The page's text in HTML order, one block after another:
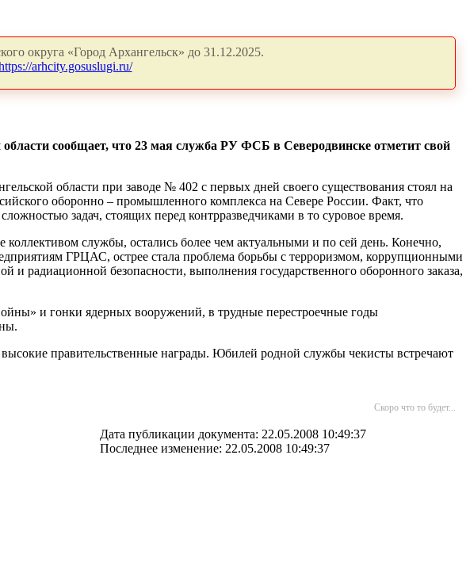
округа «Город Архангельск» до 31.12.2025.
arhcity.gosuslugi.ru/
сообщает, что 23 мая служба РУ ФСБ в Северодвинске отметит свой
области при заводе № 402 с первых дней своего существования стоял на
оборонно – промышленного комплекса на Севере России. Факт, что
задач, стоящих перед контрразведчиками в то суровое время.
службы, остались более чем актуальными и по сей день. Конечно,
ГРЦАС, острее стала проблема борьбы с терроризмом, коррупционными
радиационной безопасности, выполнения государственного оборонного заказа,
и гонки ядерных вооружений, в трудные перестроечные годы
правительственные награды. Юбилей родной службы чекисты встречают
Скоро что то будет...
Дата публикации документа: 22.05.2008 10:49:37
Последнее изменение: 22.05.2008 10:49:37